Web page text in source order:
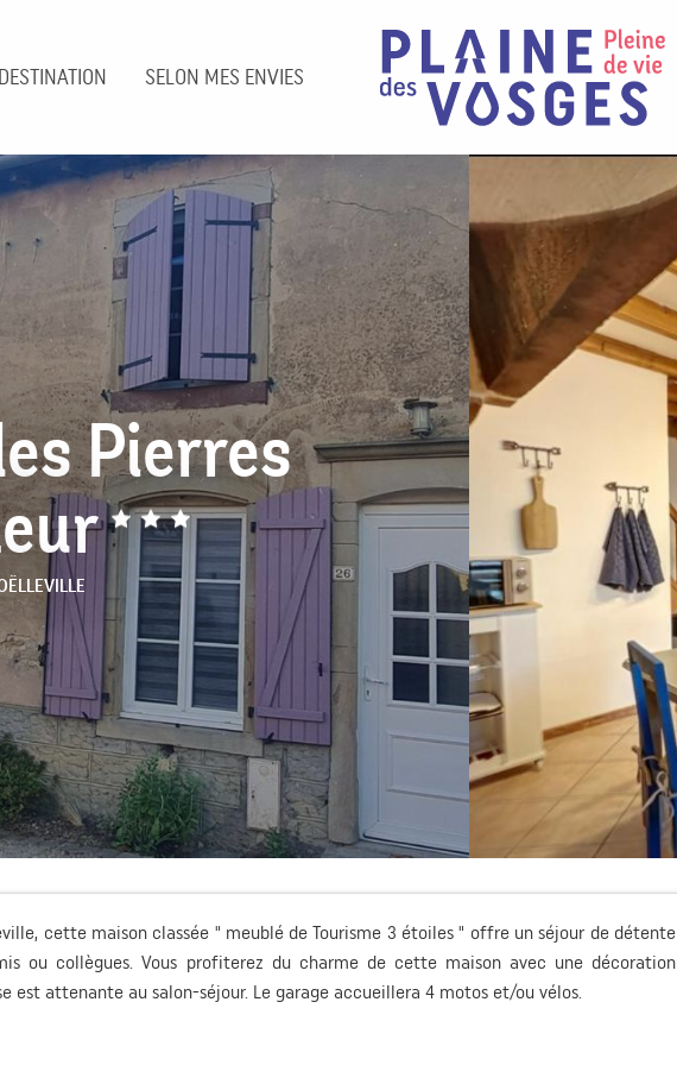
SELON MES ENVIES
Pierres
cette maison classée " meublé de Tourisme 3 étoiles " offre un séjour de détente
ou collègues. Vous profiterez du charme de cette maison avec une décoration
est attenante au salon-séjour. Le garage accueillera 4 motos et/ou vélos.